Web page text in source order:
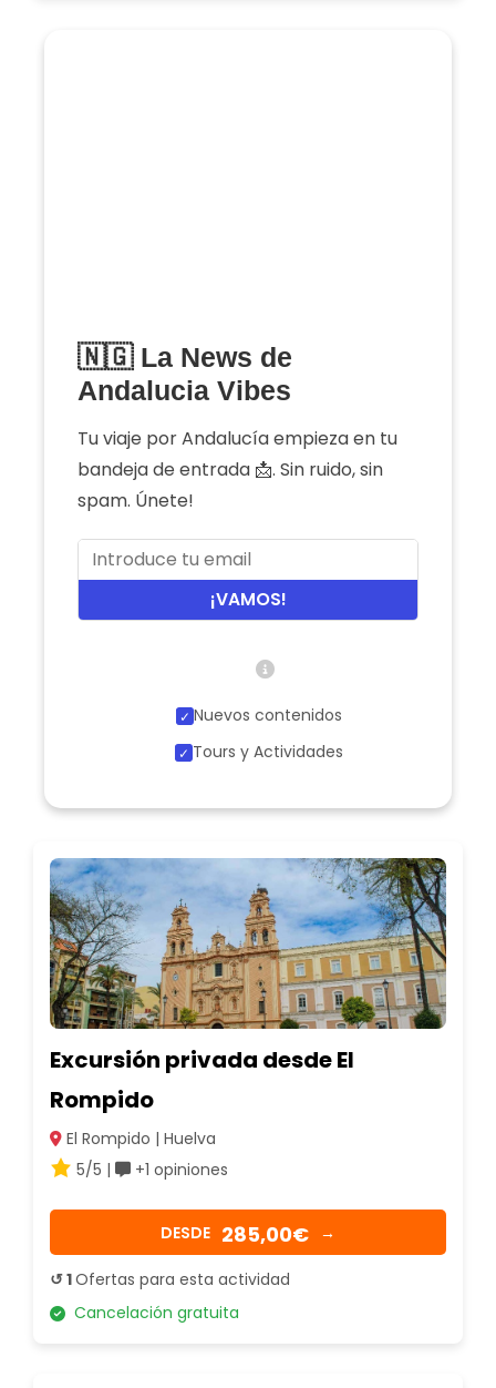
🇳🇬 La News de
Andalucia Vibes
Tu viaje por Andalucía empieza en tu
bandeja de entrada 📩. Sin ruido, sin
spam. Únete!
¡VAMOS!
Nuevos contenidos
Tours y Actividades
Excursión privada desde El
Rompido
El Rompido | Huelva
5/5 |
+1 opiniones
DESDE 285,00€ →
↺ 1Ofertas para esta actividad
Cancelación gratuita